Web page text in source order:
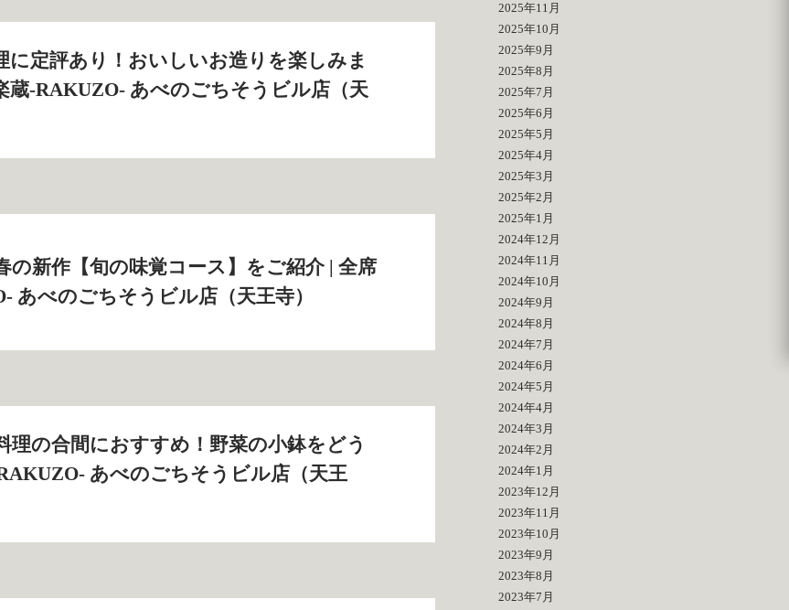
に定評あり！おいしいお造りを楽しみま
蔵‐RAKUZO‐ あべのごちそうビル店（天
の新作【旬の味覚コース】をご紹介 | 全席
あべのごちそうビル店（天王寺）
理の合間におすすめ！野菜の小鉢をどう
あべのごちそうビル店（天王
2025年11月
2025年10月
2025年9月
2025年8月
2025年7月
2025年6月
2025年5月
2025年4月
2025年3月
2025年2月
2025年1月
2024年12月
2024年11月
2024年10月
2024年9月
2024年8月
2024年7月
2024年6月
2024年5月
2024年4月
2024年3月
2024年2月
2024年1月
2023年12月
2023年11月
2023年10月
2023年9月
2023年8月
2023年7月